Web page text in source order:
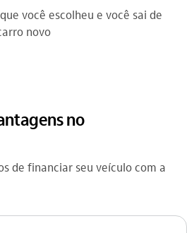
você escolheu e você sai de
novo
no
de financiar seu veículo com a